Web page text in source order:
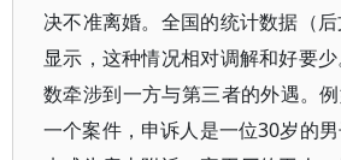
决不准离婚。全国的统计数据（后
显示，这种情况相对调解和好要
数牵涉到一方与第三者的外遇。
一个案件，申诉人是一位30岁的